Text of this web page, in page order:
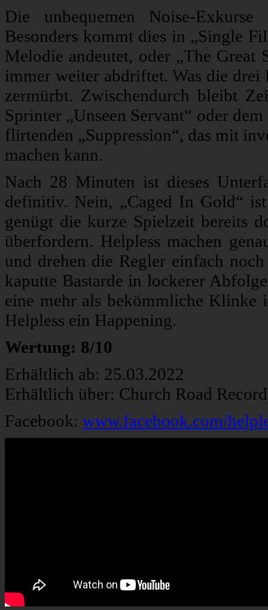
Die unbequemen Noise-
Besonders kommt dies in „Single
Melodie andeutet, oder „The
immer weiter abdriftet. Was die drei
zermürbt. Zwischendurch bleibt
Sprinter „Unseen Servant“ oder
flirtenden „Suppression“, das mit
machen kann.
Nach 28 Minuten ist dieses
definitiv. Nein, „Caged In Gold“
genügt die kurze Spielzeit bereits
überfordern. Helpless machen
und drehen die Regler einfach
kaputte Bastarde in lockerer
eine mehr als bekömmliche Klinke
Helpless ein Happening.
Wertung: 8/10
Erhältlich ab: 25.03.2022
Erhältlich über: Church Road
Facebook: www.facebook.com/